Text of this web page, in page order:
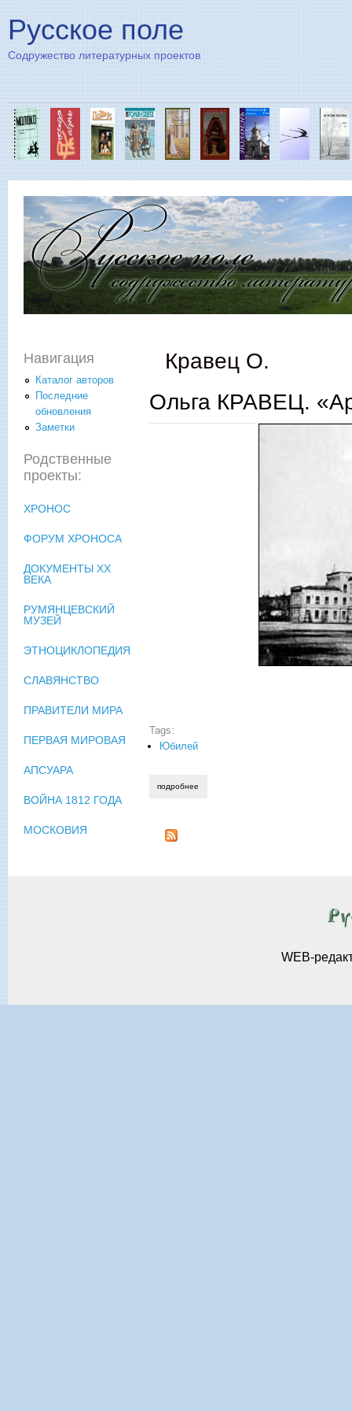
Русское поле
Содружество литературных проектов
Кравец О.
Ольга КРАВЕЦ.
Tags:
Юбилей
подробнее
Навигация
Каталог авторов
Последние
обновления
Заметки
Родственные
проекты:
ХРОНОС
ФОРУМ ХРОНОСА
ДОКУМЕНТЫ XX
ВЕКА
РУМЯНЦЕВСКИЙ
МУЗЕЙ
ЭТНОЦИКЛОПЕДИЯ
СЛАВЯНСТВО
ПРАВИТЕЛИ МИРА
ПЕРВАЯ МИРОВАЯ
АПСУАРА
ВОЙНА 1812 ГОДА
МОСКОВИЯ
WEB-